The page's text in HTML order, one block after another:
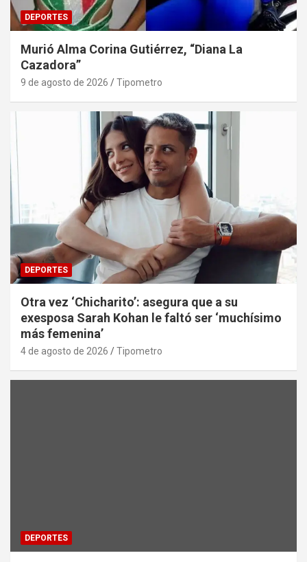
DEPORTES
Murió Alma Corina Gutiérrez, “Diana La
Cazadora”
9 de agosto de 2026 Tipometro
DEPORTES
Otra vez ‘Chicharito’: asegura que a su
exesposa Sarah Kohan le faltó ser ‘muchísimo
más femenina’
4 de agosto de 2026 Tipometro
DEPORTES